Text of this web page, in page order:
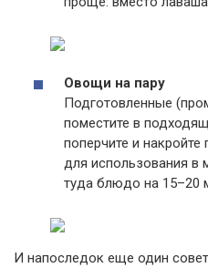
Овощи на пару
Подготовленные
поместите в
поперчите и
для использования в
туда блюдо на 15–20
И напоследок еще один